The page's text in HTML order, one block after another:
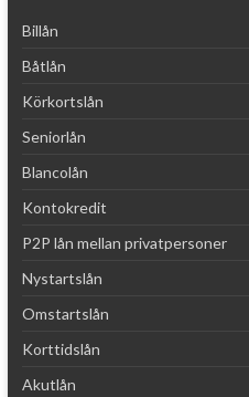
Billån
Båtlån
Körkortslån
Seniorlån
Blancolån
Kontokredit
P2P lån mellan privatpersoner
Nystartslån
Omstartslån
Korttidslån
Akutlån